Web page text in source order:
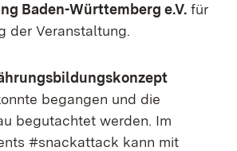
Baden-Württemberg e.V. für
der Veranstaltung.
begangen und die
begutachtet werden. Im
#snackattack kann mit